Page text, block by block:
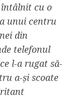
întâlnit cu o
unui centru
din
telefonul
l-a rugat să-
a-și scoate